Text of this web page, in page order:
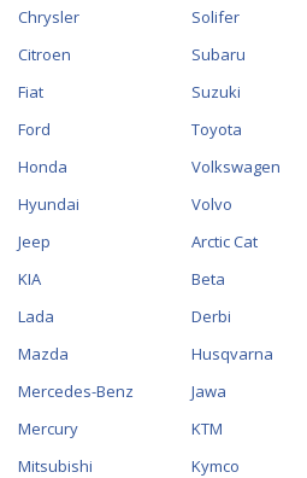
Chrysler
Citroen
Fiat
Ford
Honda
Hyundai
Jeep
KIA
Lada
Mazda
Mercedes-Benz
Mercury
Mitsubishi
Solifer
Subaru
Suzuki
Toyota
Volkswagen
Volvo
Arctic Cat
Beta
Derbi
Husqvarna
Jawa
KTM
Kymco